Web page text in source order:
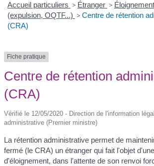
Accueil particuliers > Étranger >
(expulsion, OQTF...) > Centre de rétention
(CRA)
Fiche pratique
Centre de rétention
(CRA)
Vérifié le 12/05/2020 - Direction de l'information
administrative (Premier ministre)
La rétention administrative permet de
fermé (le CRA) un étranger qui fait l'objet
d'éloignement, dans l'attente de son renvoi